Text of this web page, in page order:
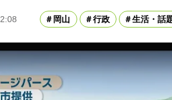
岡山 行政 生活・話